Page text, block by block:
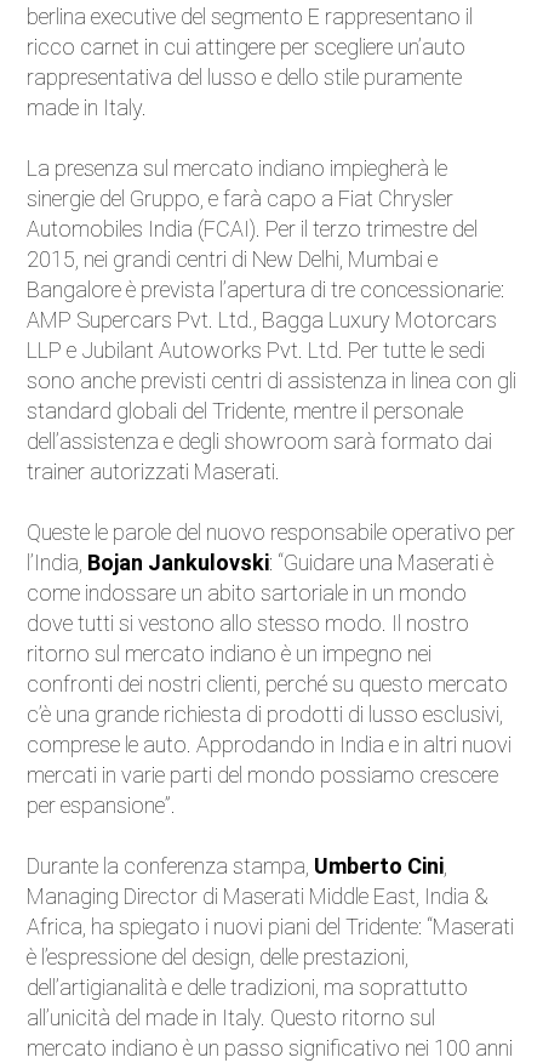
Eventi
Auto d'Epoca
Accessori
berlina executive del segmento E rappresentano il
ricco carnet in cui attingere per scegliere un’auto
rappresentativa del lusso e dello stile puramente
made in Italy.
La presenza sul mercato indiano impiegherà le
sinergie del Gruppo, e farà capo a Fiat Chrysler
Automobiles India (FCAI). Per il terzo trimestre del
2015, nei grandi centri di New Delhi, Mumbai e
Bangalore è prevista l’apertura di tre concessionarie:
AMP Supercars Pvt. Ltd., Bagga Luxury Motorcars
LLP e Jubilant Autoworks Pvt. Ltd. Per tutte le sedi
sono anche previsti centri di assistenza in linea con gli
standard globali del Tridente, mentre il personale
dell’assistenza e degli showroom sarà formato dai
trainer autorizzati Maserati.
Queste le parole del nuovo responsabile operativo per
l’India, Bojan Jankulovski: “Guidare una Maserati è
come indossare un abito sartoriale in un mondo
dove tutti si vestono allo stesso modo. Il nostro
ritorno sul mercato indiano è un impegno nei
confronti dei nostri clienti, perché su questo mercato
c’è una grande richiesta di prodotti di lusso esclusivi,
comprese le auto. Approdando in India e in altri nuovi
mercati in varie parti del mondo possiamo crescere
per espansione”.
Durante la conferenza stampa, Umberto Cini
Managing Director di Maserati Middle East, India &
Africa, ha spiegato i nuovi piani del Tridente: “Maserati
è l’espressione del design, delle prestazioni,
dell’artigianalità e delle tradizioni, ma soprattutto
all’unicità del made in Italy. Questo ritorno sul
mercato indiano è un passo significativo nei 100 anni